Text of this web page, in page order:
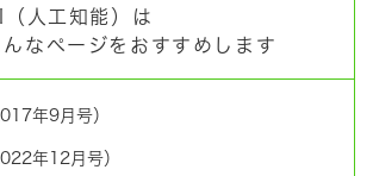
（人工知能）は
んなページをおすすめします
年9月号）
年12月号）